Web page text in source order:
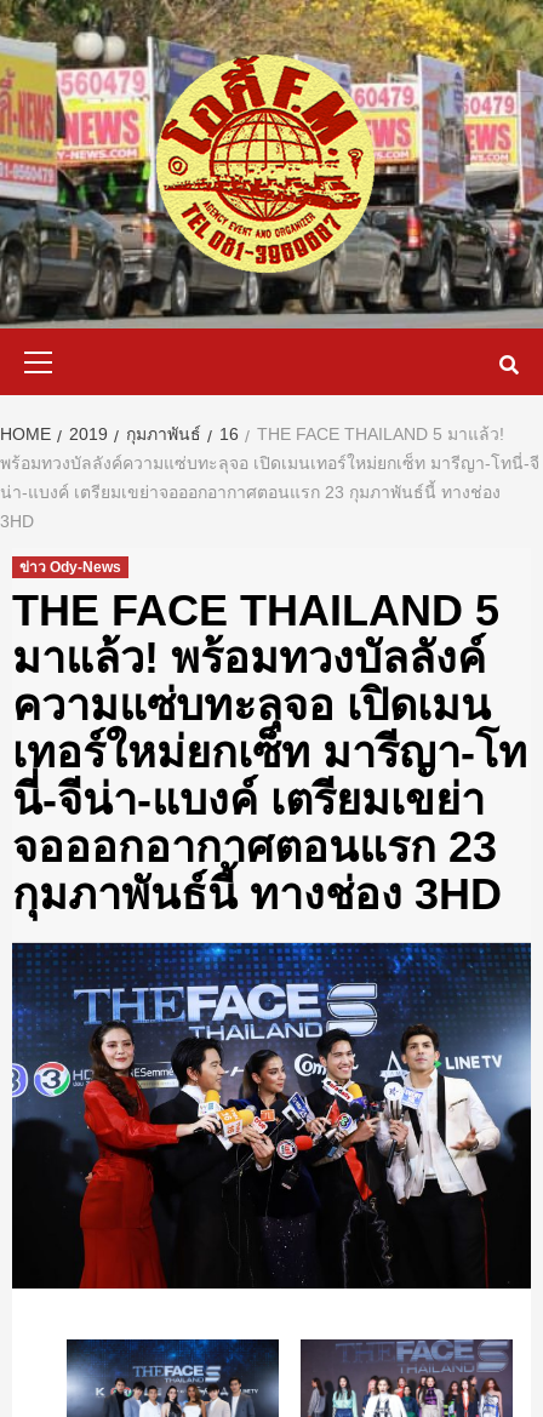
Skip
to
content
HOME 2019 กุมภาพันธ์ 16
THE FACE THAILAND 5 มาแล้ว!
พร้อมทวงบัลลังค์ความแซ่บทะลุจอ เปิดเมนเทอร์ใหม่ยกเซ็ท มารีญา-โทนี่-จี
น่า-แบงค์ เตรียมเขย่าจอออกอากาศตอนแรก 23 กุมภาพันธ์นี้ ทางช่อง
3HD
ข่าว Ody-News
THE FACE THAILAND 5
มาแล้ว! พร้อมทวงบัลลังค์
ความแซ่บทะลุจอ เปิดเมน
เทอร์ใหม่ยกเซ็ท มารีญา-โท
นี่-จีน่า-แบงค์ เตรียมเขย่า
จอออกอากาศตอนแรก 23
กุมภาพันธ์นี้ ทางช่อง 3HD